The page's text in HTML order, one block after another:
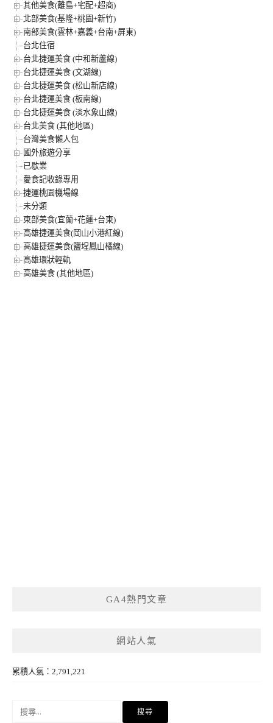
其他美食(離島+宅配+超商)
北部美食(基隆+桃園+新竹)
南部美食(雲林+嘉義+台南+屏東)
台北住宿
台北捷運美食 (中和新蘆線)
台北捷運美食 (文湖線)
台北捷運美食 (松山新店線)
台北捷運美食 (板南線)
台北捷運美食 (淡水象山線)
台北美食 (其他地區)
台灣美食懶人包
國外旅遊分享
已歇業
愛食記收錄專用
捷運桃園機場線
未分類
東部美食(宜蘭+花蓮+台東)
高雄捷運美食(岡山小港紅線)
高雄捷運美食(鹽埕鳳山橘線)
高雄環狀輕軌
高雄美食 (其他地區)
GA4熱門文章
網站人氣
累積人氣：2,791,221